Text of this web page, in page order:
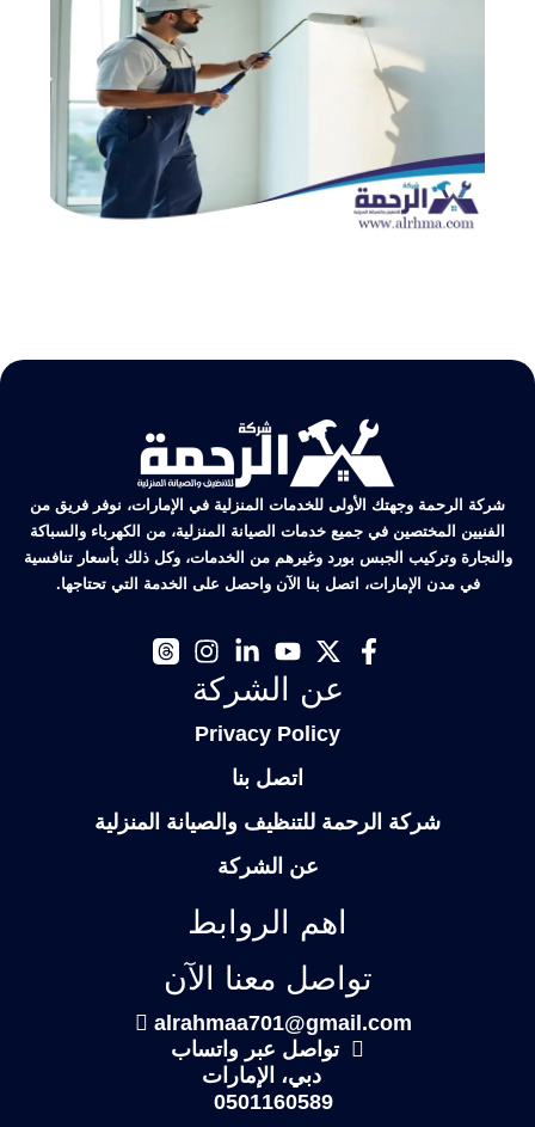
شركة الرحمة وجهتك الأولى للخدمات المنزلية في الإمارات، نوفر فريق من
الفنيين المختصين في جميع خدمات الصيانة المنزلية، من الكهرباء والسباكة
والنجارة وتركيب الجبس بورد وغيرهم من الخدمات، وكل ذلك بأسعار تنافسية
في مدن الإمارات، اتصل بنا الآن واحصل على الخدمة التي تحتاجها.
عن الشركة
Privacy Policy
اتصل بنا
شركة الرحمة للتنظيف والصيانة المنزلية
عن الشركة
اهم الروابط
تواصل معنا الآن
alrahmaa701@gmail.com
تواصل عبر واتساب
دبي، الإمارات
0501160589